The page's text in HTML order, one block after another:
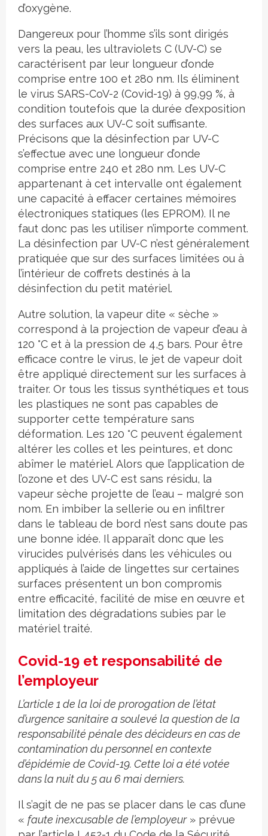
d’oxygène.
Dangereux pour l’homme s’ils sont dirigés
vers la peau, les ultraviolets C (UV-C) se
caractérisent par leur longueur d’onde
comprise entre 100 et 280 nm. Ils éliminent
le virus SARS-CoV-2 (Covid-19) à 99,99 %, à
condition toutefois que la durée d’exposition
des surfaces aux UV-C soit suffisante.
Précisons que la désinfection par UV-C
s’effectue avec une longueur d’onde
comprise entre 240 et 280 nm. Les UV-C
appartenant à cet intervalle ont également
une capacité à effacer certaines mémoires
électroniques statiques (les EPROM). Il ne
faut donc pas les utiliser n’importe comment.
La désinfection par UV-C n’est généralement
pratiquée que sur des surfaces limitées ou à
l’intérieur de coffrets destinés à la
désinfection du petit matériel.
Autre solution, la vapeur dite « sèche »
correspond à la projection de vapeur d’eau à
120 °C et à la pression de 4,5 bars. Pour être
efficace contre le virus, le jet de vapeur doit
être appliqué directement sur les surfaces à
traiter. Or tous les tissus synthétiques et tous
les plastiques ne sont pas capables de
supporter cette température sans
déformation. Les 120 °C peuvent également
altérer les colles et les peintures, et donc
abîmer le matériel. Alors que l’application de
l’ozone et des UV-C est sans résidu, la
vapeur sèche projette de l’eau – malgré son
nom. En imbiber la sellerie ou en infiltrer
dans le tableau de bord n’est sans doute pas
une bonne idée. Il apparaît donc que les
virucides pulvérisés dans les véhicules ou
appliqués à l’aide de lingettes sur certaines
surfaces présentent un bon compromis
entre efficacité, facilité de mise en œuvre et
limitation des dégradations subies par le
matériel traité.
Covid-19 et responsabilité de
l’employeur
L’article 1 de la loi de prorogation de l’état
d’urgence sanitaire a soulevé la question de la
responsabilité pénale des décideurs en cas de
contamination du personnel en contexte
d’épidémie de Covid-19. Cette loi a été votée
dans la nuit du 5 au 6 mai derniers.
Il s’agit de ne pas se placer dans le cas d’une
« faute inexcusable de l’employeur» prévue